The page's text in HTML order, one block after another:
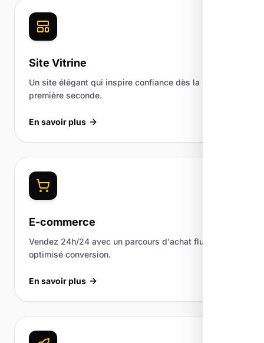
Site Vitrine
Un site élégant qui inspire confiance dès la
première seconde.
En savoir plus
E-commerce
Vendez 24h/24 avec un parcours d'achat fluide et
optimisé conversion.
En savoir plus